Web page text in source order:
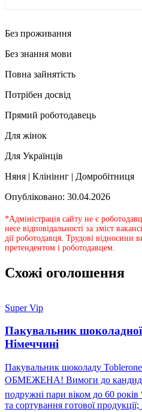
Без проживання
Без знання мови
Повна зайнятість
Потрібен досвід
Прямий роботодавець
Для жінок
Для Українців
Няня | Клініннг | Домробітниця
Опубліковано: 30.04.2026
*Адміністрація сайту не є
несе відповідальності за зміст
дії роботодавця. Трудові
претендентом і роботодавцем.
Схожі оголошення
Super Vip
Пакувальник шоколадної
Німеччині
Пакувальник шоколаду
ОБМЕЖЕНА! Вимоги до
подружні пари віком до 60
та сортування готової